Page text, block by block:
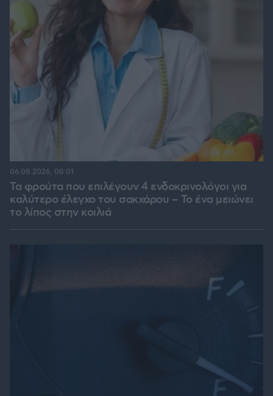
Τα φρούτα που επιλέγουν 4 ενδοκρινολόγοι για
καλύτερο έλεγχο του σακχάρου – Το ένα μειώνει
το λίπος στην κοιλιά
06.08.2026, 08:01